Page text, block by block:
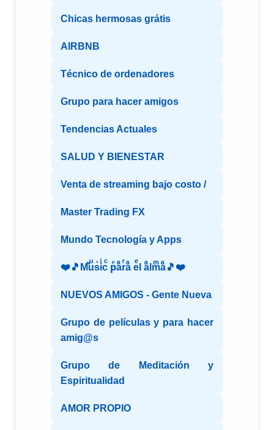
Chicas hermosas grátis
AIRBNB
Técnico de ordenadores
Grupo para hacer amigos
Tendencias Actuales
SALUD Y BIENESTAR
Venta de streaming bajo costo /
Master Trading FX
Mundo Tecnología y Apps
❤️🎵Mⷨuͧs͛iͥcͨ рⷬaͣrͬaͣ eͤl aͣlmͫaͣ🎵❤️
NUEVOS AMIGOS - Gente Nueva
Grupo de películas y para hacer
amig@s
Grupo de Meditación y
Espiritualidad
AMOR PROPIO